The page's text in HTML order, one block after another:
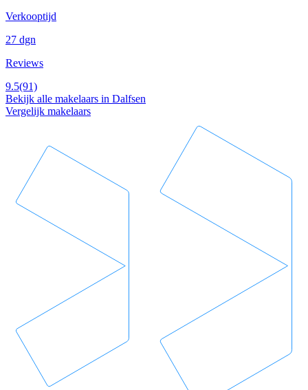
Verkooptijd
27 dgn
Reviews
9.5(91)
Bekijk alle makelaars in Dalfsen
Vergelijk makelaars